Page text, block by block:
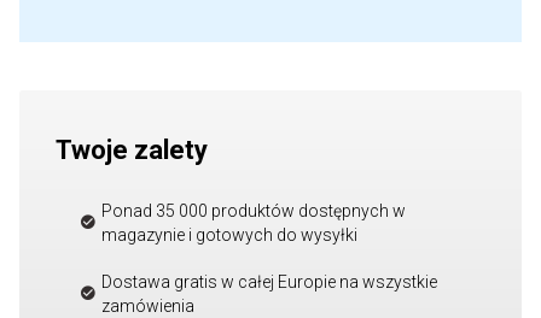
Twoje zalety
Ponad 35 000 produktów dostępnych w
magazynie i gotowych do wysyłki
Dostawa gratis w całej Europie na wszystkie
zamówienia